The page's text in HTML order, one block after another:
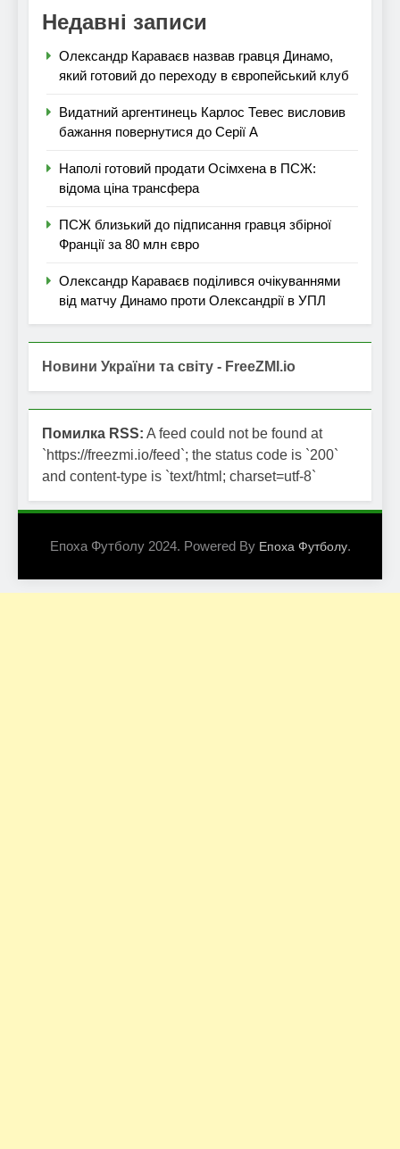
Недавні записи
Олександр Караваєв назвав гравця Динамо,
який готовий до переходу в європейський клуб
Видатний аргентинець Карлос Тевес висловив
бажання повернутися до Серії А
Наполі готовий продати Осімхена в ПСЖ:
відома ціна трансфера
ПСЖ близький до підписання гравця збірної
Франції за 80 млн євро
Олександр Караваєв поділився очікуваннями
від матчу Динамо проти Олександрії в УПЛ
Новини України та світу - FreeZMI.io
Помилка RSS: A feed could not be found at
`https://freezmi.io/feed`; the status code is `200`
and content-type is `text/html; charset=utf-8`
Епоха Футболу 2024. Powered By Епоха Футболу.